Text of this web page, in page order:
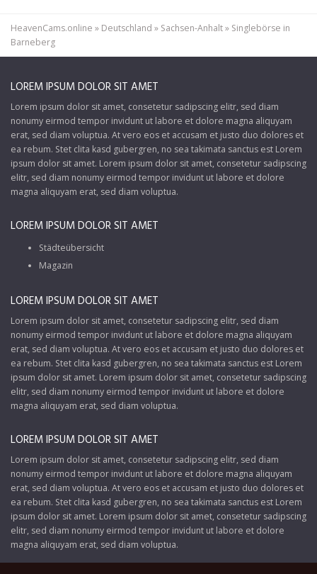
HeavenCams.online » Deutschland » Sachsen-Anhalt» Singlebörse in
Barneberg
LOREM IPSUM DOLOR SIT AMET
Lorem ipsum dolor sit amet, consetetur sadipscing elitr, sed diam
nonumy eirmod tempor invidunt ut labore et dolore magna aliquyam
erat, sed diam voluptua. At vero eos et accusam et justo duo dolores et
ea rebum. Stet clita kasd gubergren, no sea takimata sanctus est Lorem
ipsum dolor sit amet. Lorem ipsum dolor sit amet, consetetur sadipscing
elitr, sed diam nonumy eirmod tempor invidunt ut labore et dolore
magna aliquyam erat, sed diam voluptua.
LOREM IPSUM DOLOR SIT AMET
Städteübersicht
Magazin
LOREM IPSUM DOLOR SIT AMET
Lorem ipsum dolor sit amet, consetetur sadipscing elitr, sed diam
nonumy eirmod tempor invidunt ut labore et dolore magna aliquyam
erat, sed diam voluptua. At vero eos et accusam et justo duo dolores et
ea rebum. Stet clita kasd gubergren, no sea takimata sanctus est Lorem
ipsum dolor sit amet. Lorem ipsum dolor sit amet, consetetur sadipscing
elitr, sed diam nonumy eirmod tempor invidunt ut labore et dolore
magna aliquyam erat, sed diam voluptua.
LOREM IPSUM DOLOR SIT AMET
Lorem ipsum dolor sit amet, consetetur sadipscing elitr, sed diam
nonumy eirmod tempor invidunt ut labore et dolore magna aliquyam
erat, sed diam voluptua. At vero eos et accusam et justo duo dolores et
ea rebum. Stet clita kasd gubergren, no sea takimata sanctus est Lorem
ipsum dolor sit amet. Lorem ipsum dolor sit amet, consetetur sadipscing
elitr, sed diam nonumy eirmod tempor invidunt ut labore et dolore
magna aliquyam erat, sed diam voluptua.